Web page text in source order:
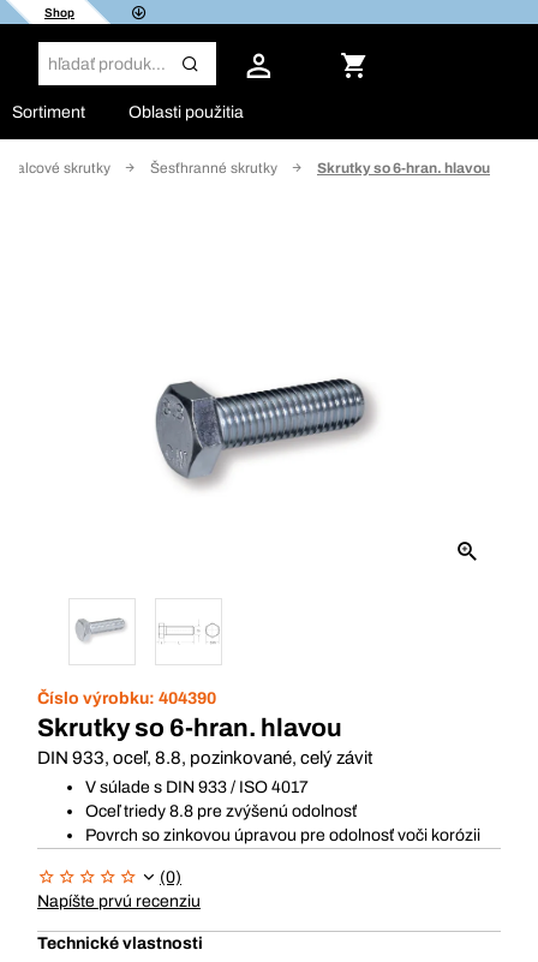
Shop
Sortiment Oblasti použitia
palcové skrutky Šesťhranné skrutky Skrutky so 6-hran. hlavou
Číslo výrobku: 404390
Skrutky so 6-hran. hlavou
DIN 933, oceľ, 8.8, pozinkované, celý závit
V súlade s DIN 933 / ISO 4017
Oceľ triedy 8.8 pre zvýšenú odolnosť
Povrch so zinkovou úpravou pre odolnosť voči korózii
(0)
Napíšte prvú recenziu
Technické vlastnosti